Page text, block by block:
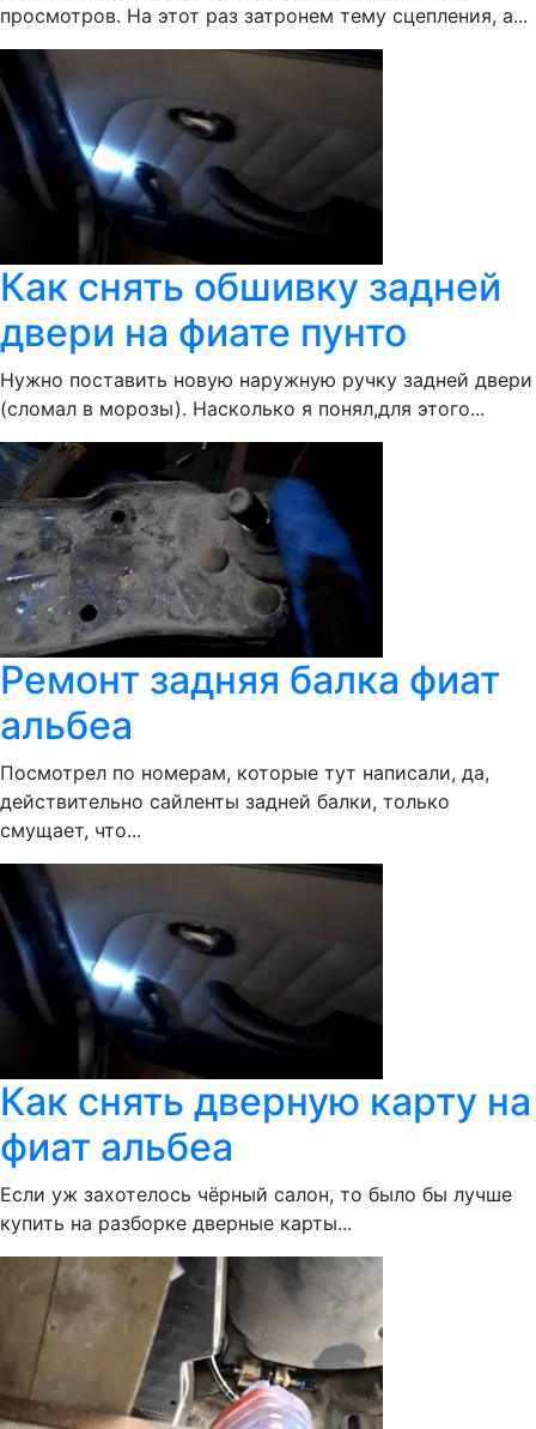
просмотров. На этот раз затронем тему сцепления, а...
Как снять обшивку задней
двери на фиате пунто
Нужно поставить новую наружную ручку задней двери
(сломал в морозы). Насколько я понял,для этого...
Ремонт задняя балка фиат
альбеа
Посмотрел по номерам, которые тут написали, да,
действительно сайленты задней балки, только
смущает, что...
Как снять дверную карту на
фиат альбеа
Если уж захотелось чёрный салон, то было бы лучше
купить на разборке дверные карты...